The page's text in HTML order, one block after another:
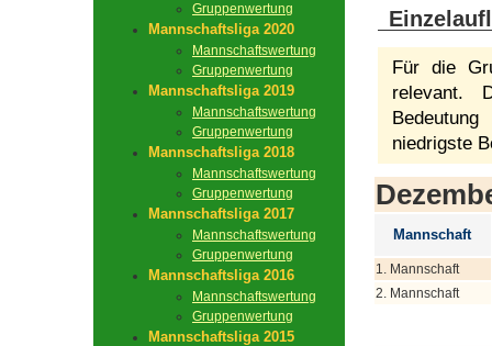
Gruppenwertung
Mannschaftsliga 2020
Mannschaftswertung
Gruppenwertung
Mannschaftsliga 2019
Mannschaftswertung
Gruppenwertung
Mannschaftsliga 2018
Mannschaftswertung
Gruppenwertung
Mannschaftsliga 2017
Mannschaftswertung
Gruppenwertung
Mannschaftsliga 2016
Mannschaftswertung
Gruppenwertung
Mannschaftsliga 2015
Für die
relevant.
niedrigste
Mannschaft
1. Mannschaft
2. Mannschaft